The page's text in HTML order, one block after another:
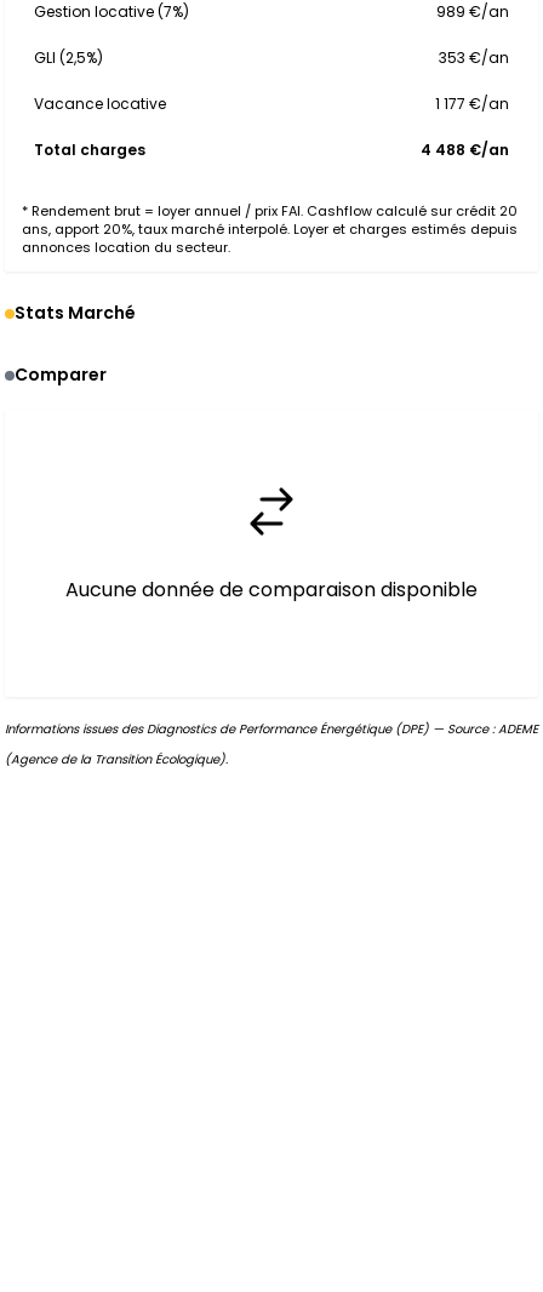
Gestion locative (7%) 989 €/an
GLI (2,5%) 353 €/an
Vacance locative 1 177 €/an
Total charges 4 488 €/an
* Rendement brut = loyer annuel / prix FAI. Cashflow calculé sur crédit 20
ans, apport 20%, taux marché interpolé. Loyer et charges estimés depuis
annonces location du secteur.
Stats Marché
Comparer
Aucune donnée de comparaison disponible
Informations issues des Diagnostics de Performance Énergétique (DPE) — Source : ADEME
(Agence de la Transition Écologique).